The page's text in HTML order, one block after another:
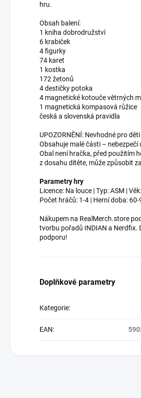
hru.
Obsah balení:
1 kniha dobrodružství
6 krabiček
4 figurky
74 karet
1 kostka
172 žetonů
4 destičky potoka
4 magnetické kotouče větrných
1 magnetická kompasová růžice
česká a slovenská pravidla
UPOZORNĚNÍ: Nevhodné pro
Obsahuje malé části – nebezpečí
Obal není hračka, před použitím
z dosahu dítěte, může způsobit
Parametry hry
Licence: Na louce | Typ: ASM |
Počet hráčů: 1-4 | Herní doba: 60-
Nákupem na RealMerch.store
tvorbu pořadů INDIAN a Nerdfix.
podporu!
Doplňkové parametry
Kategorie:
EAN: